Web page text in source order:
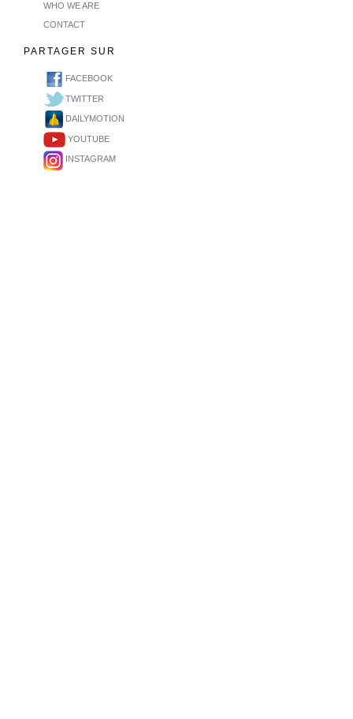
WHO WE ARE
CONTACT
PARTAGER SUR
FACEBOOK
TWITTER
DAILYMOTION
YOUTUBE
INSTAGRAM